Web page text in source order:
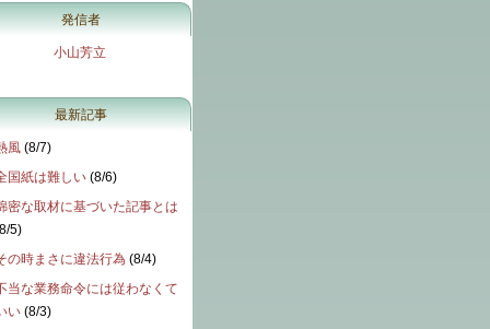
発信者
小山芳立
最新記事
風 (8/7)
国紙は難しい (8/6)
密な取材に基づいた記事とは
8/5)
の時まさに違法行為 (8/4)
当な業務命令には従わなくて
い (8/3)